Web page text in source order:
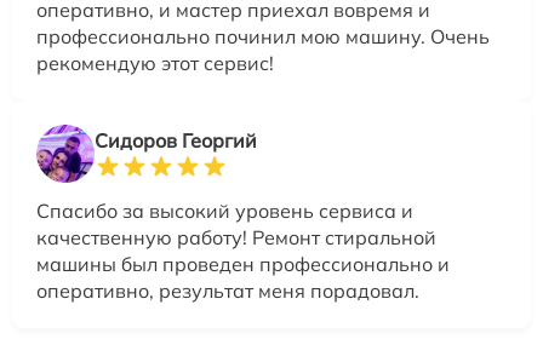
оперативно, и мастер приехал вовремя и
профессионально починил мою машину. Очень
рекомендую этот сервис!
Сидоров Георгий
Спасибо за высокий уровень сервиса и
качественную работу! Ремонт стиральной
машины был проведен профессионально и
оперативно, результат меня порадовал.